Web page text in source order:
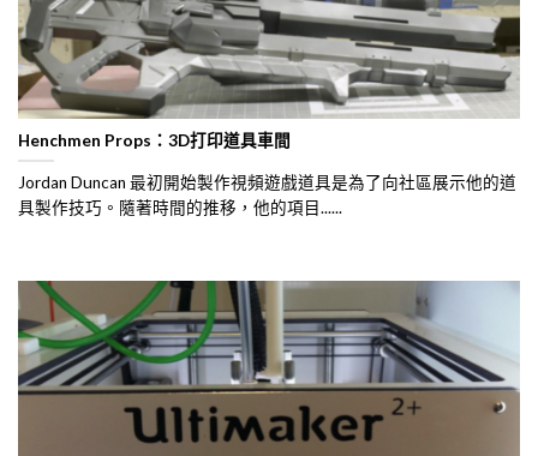
Henchmen Props：3D打印道具車間
Jordan Duncan 最初開始製作視頻遊戲道具是為了向社區展示他的道
具製作技巧。隨著時間的推移，他的項目......